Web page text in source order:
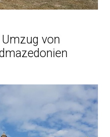
von